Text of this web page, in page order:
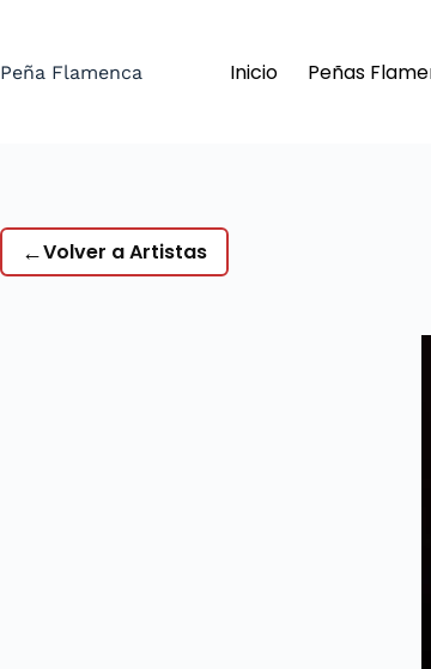
contenido
Peña Flamenca Inicio Peñas
←Volver a Artistas